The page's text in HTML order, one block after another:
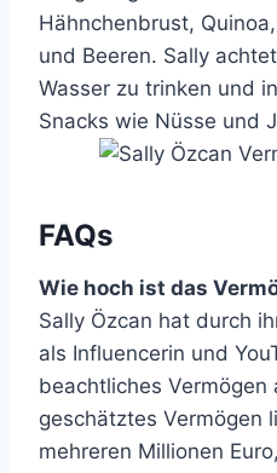
Hähnchenbrust,
und Beeren. Sally
Wasser zu trinken und
Snacks wie Nüsse und
FAQs
Wie hoch ist das
Sally Özcan hat durch
als Influencerin und
beachtliches Vermögen
geschätztes Vermögen
mehreren Millionen